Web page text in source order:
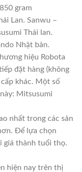
gram
Lan. Sanwu –
Thái lan.
Nhật bản.
hiệu Robota
đặt hàng (không
khác. Một số
Mitsusumi
nhất trong các sản
Để lựa chọn
giá thành tuổi thọ.
hiện nay trên thị